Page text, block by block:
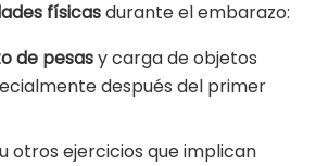
físicasdurante el embarazo:
de pesasy carga de objetos
después del primer
u otros ejercicios que implican